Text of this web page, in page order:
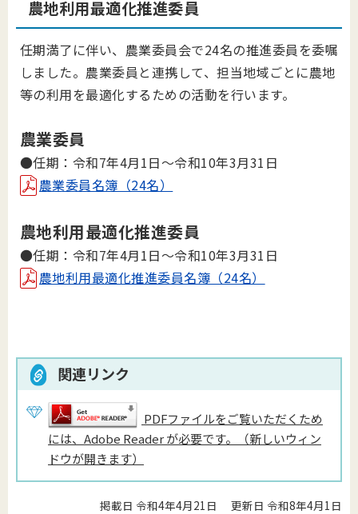
農地利用最適化推進委員
任期満了に伴い、農業委員会で24名の推進委員を委嘱
しました。農業委員と連携して、担当地域ごとに農地
等の利用を最適化するための活動を行います。
農業委員
●任期：令和7年4月1日～令和10年3月31日
農業委員名簿（24名）
農地利用最適化推進委員
●任期：令和7年4月1日～令和10年3月31日
農地利用最適化推進委員名簿（24名）
関連リンク
PDFファイルをご覧いただくため
には、Adobe Reader が必要です。（新しいウィン
ドウが開きます）
掲載日 令和4年4月21日 更新日 令和8年4月1日